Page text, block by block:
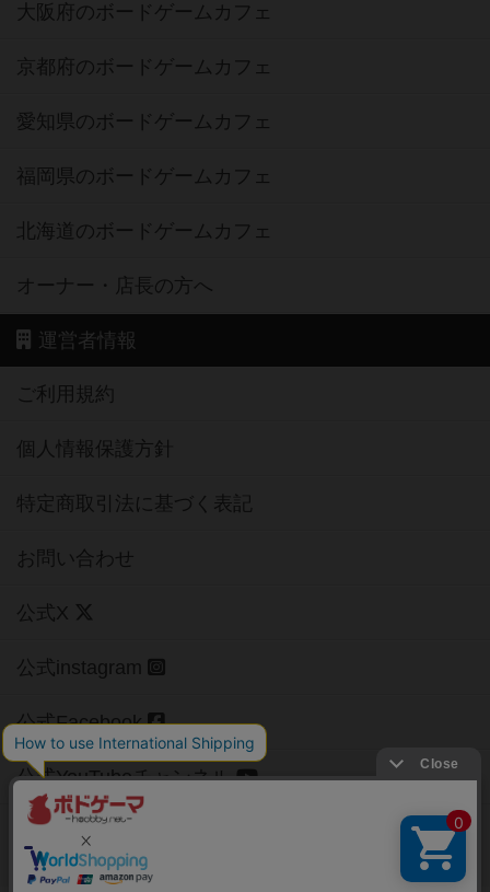
大阪府のボードゲームカフェ
京都府のボードゲームカフェ
愛知県のボードゲームカフェ
福岡県のボードゲームカフェ
北海道のボードゲームカフェ
オーナー・店長の方へ
運営者情報
ご利用規約
個人情報保護方針
特定商取引法に基づく表記
お問い合わせ
公式X
公式instagram
公式Facebook
公式YouTubeチャンネル